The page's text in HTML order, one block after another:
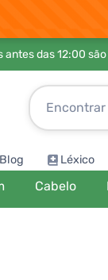
das 12:00
Blog Léxico
Cabelo